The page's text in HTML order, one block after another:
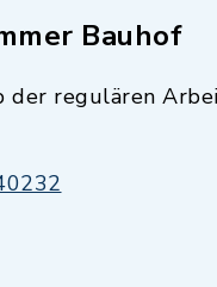
Bauhof
der regulären